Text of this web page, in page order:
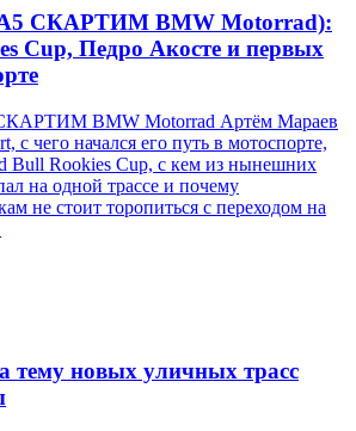
СКАРТИМ BMW Motorrad):
Cup, Педро Акосте и первых
BMW Motorrad Артём Мараев
с чего начался его путь в мотоспорте,
Bull Rookies Cup, с кем из нынешних
на одной трассе и почему
не стоит торопиться с переходом на
тему новых уличных трасс